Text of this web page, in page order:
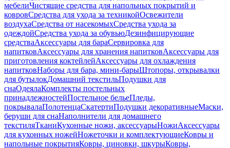
мебелиЧистящие средства для напольных покрытий и
ковровСредства для ухода за техникойОсвежители
воздухаСредства от насекомыхСредства ухода за
одеждойСредства ухода за обувьюДезинфицирующие
средстваАксессуары для бараСервировка для
напитковАксессуары для хранения напитковАксессуары для
приготовления коктейлейАксессуары для охлаждения
напитковНаборы для бара, мини-барыШтопоры, открывалки
для бутылокДомашний текстильПодушки для
снаОдеялаКомплекты постельных
принадлежностейПостельное бельеПледы,
покрывалаПолотенцаСкатертиПодушки декоративныеМаски,
беруши для снаНаполнители для домашнего
текстиляТканиКухонные ножи, аксессуарыНожиАксессуары
для кухонных ножейНожеточки и комплектующиеКовры и
напольные покрытияКовры, циновки, шкурыКовры,